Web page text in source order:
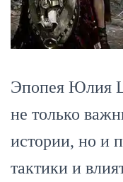
Эпопея Юлия
не только
истории, но и
тактики и